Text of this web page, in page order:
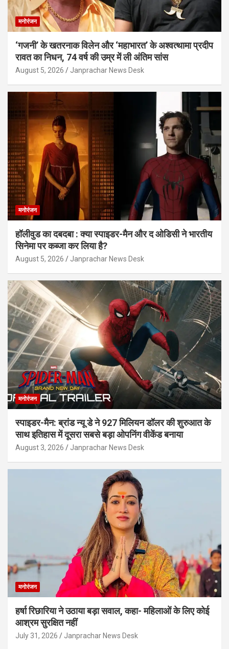
मनोरंजन
‘गजनी’ के खतरनाक विलेन और ‘महाभारत’ के अश्वत्थामा प्रदीप
रावत का निधन, 74 वर्ष की उम्र में ली अंतिम सांस
August 5, 2026 Janprachar News Desk
मनोरंजन
हॉलीवुड का दबदबा : क्या स्पाइडर-मैन और द ओडिसी ने भारतीय
सिनेमा पर कब्जा कर लिया है?
August 5, 2026 Janprachar News Desk
मनोरंजन
स्पाइडर-मैन: ब्रांड न्यू डे ने 927 मिलियन डॉलर की शुरुआत के
साथ इतिहास में दूसरा सबसे बड़ा ओपनिंग वीकेंड बनाया
August 3, 2026 Janprachar News Desk
मनोरंजन
हर्षा रिछारिया ने उठाया बड़ा सवाल, कहा- महिलाओं के लिए कोई
आश्रम सुरक्षित नहीं
July 31, 2026 Janprachar News Desk